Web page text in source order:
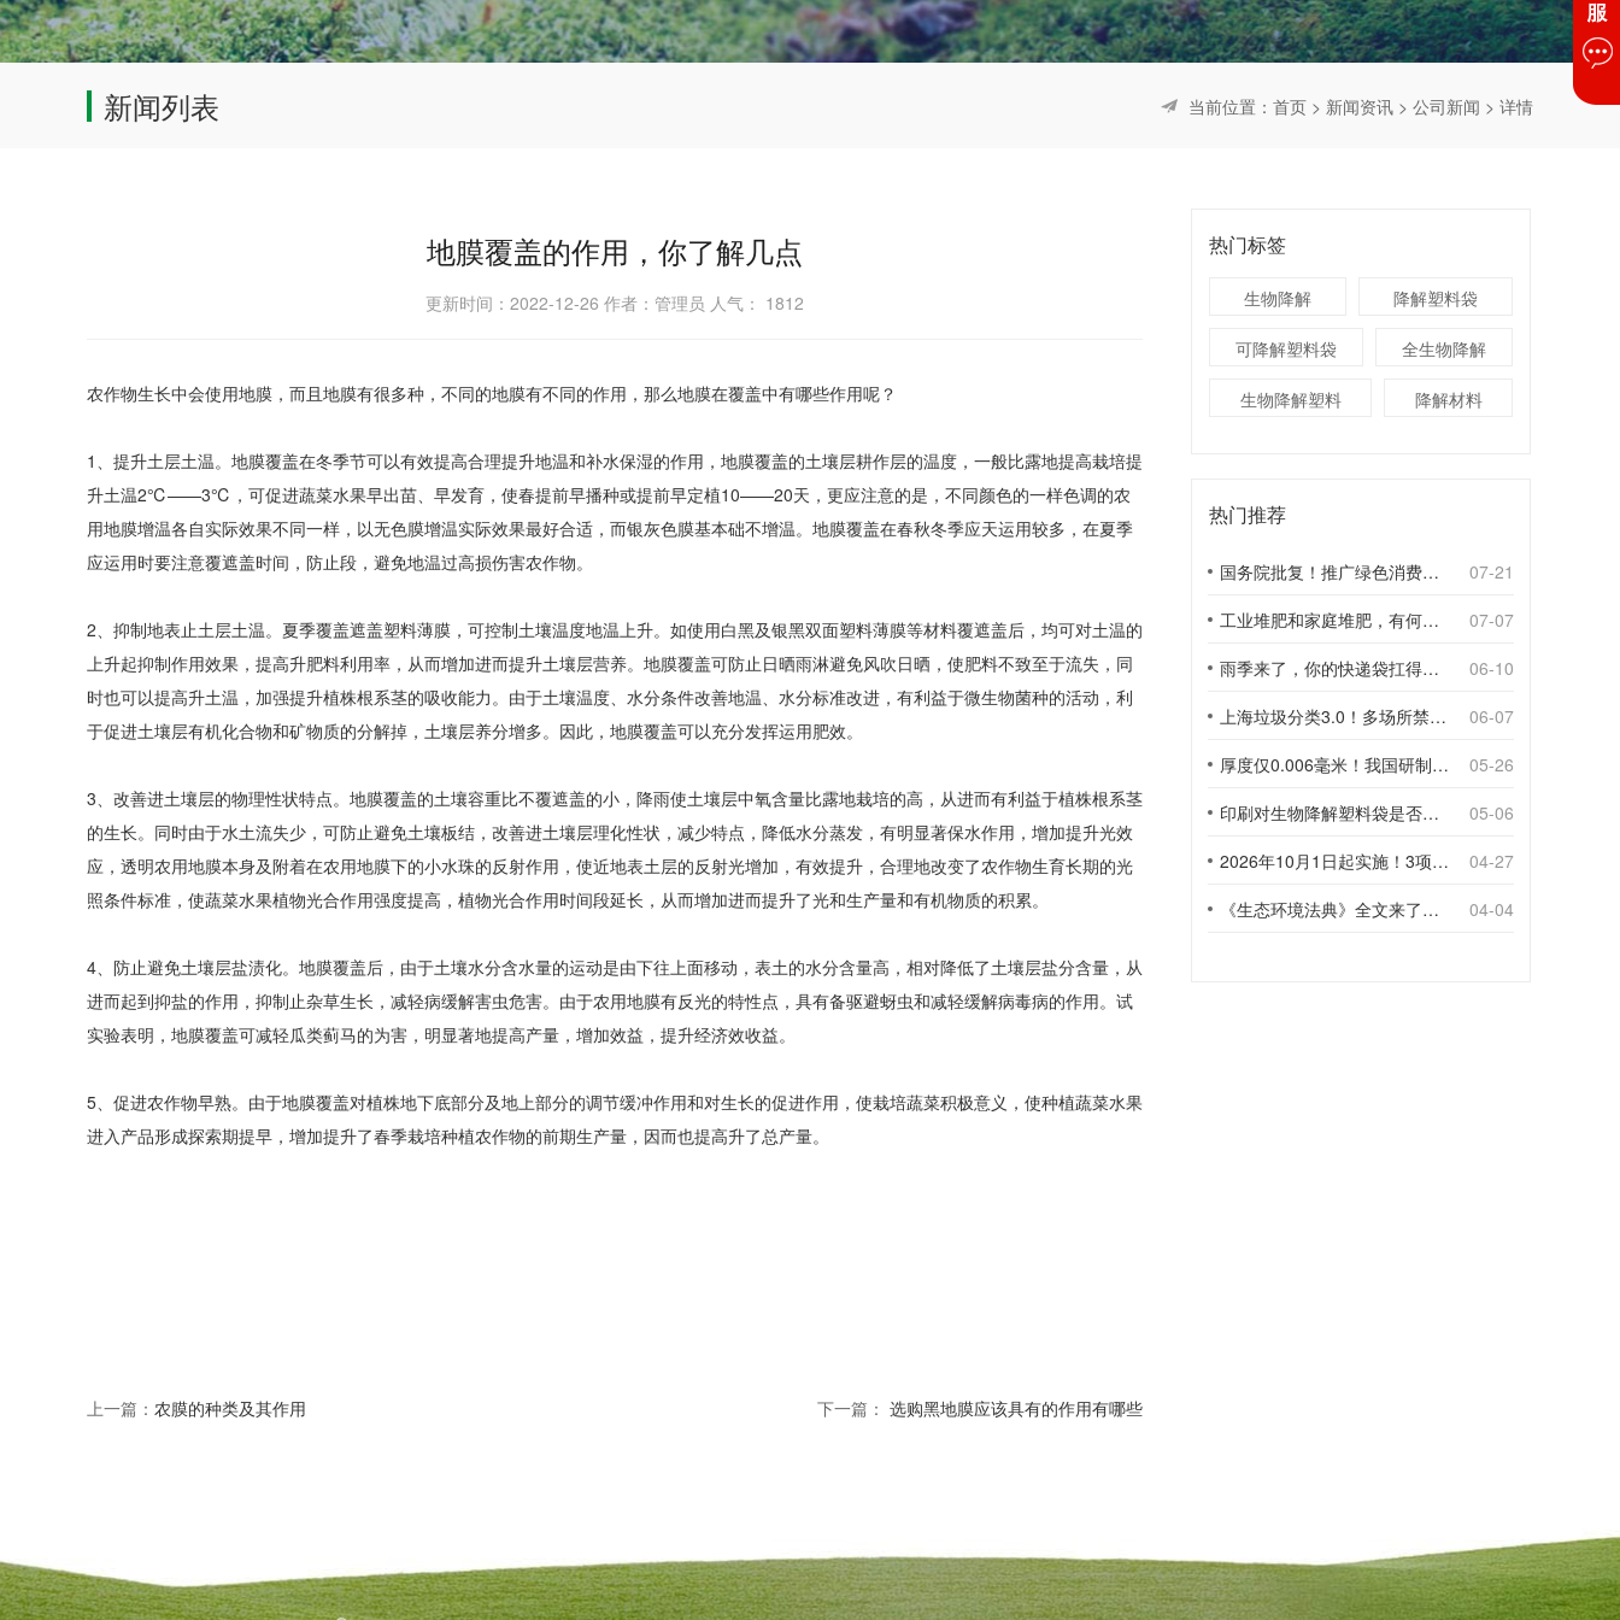
新闻列表 当前位置： 首页 > 新闻资讯 > 公司新闻 > 详情
地膜覆盖的作用，你了解几点
更新时间：2022-12-26 作者：管理员 人气： 1812
农作物生长中会使用地膜，而且地膜有很多种，不同的地膜有不同的作用，那么地膜在覆盖中有哪些作用呢？
1、提升土层土温。地膜覆盖在冬季节可以有效提高合理提升地温和补水保湿的作用，地膜覆盖的土壤层耕作层的温度，一般比露地提高栽培提
升土温2℃——3℃，可促进蔬菜水果早出苗、早发育，使春提前早播种或提前早定植10——20天，更应注意的是，不同颜色的一样色调的农
用地膜增温各自实际效果不同一样，以无色膜增温实际效果最好合适，而银灰色膜基本础不增温。地膜覆盖在春秋冬季应天运用较多，在夏季
应运用时要注意覆遮盖时间，防止段，避免地温过高损伤害农作物。
2、抑制地表止土层土温。夏季覆盖遮盖塑料薄膜，可控制土壤温度地温上升。如使用白黑及银黑双面塑料薄膜等材料覆遮盖后，均可对土温的
上升起抑制作用效果，提高升肥料利用率，从而增加进而提升土壤层营养。地膜覆盖可防止日晒雨淋避免风吹日晒，使肥料不致至于流失，同
时也可以提高升土温，加强提升植株根系茎的吸收能力。由于土壤温度、水分条件改善地温、水分标准改进，有利益于微生物菌种的活动，利
于促进土壤层有机化合物和矿物质的分解掉，土壤层养分增多。因此，地膜覆盖可以充分发挥运用肥效。
3、改善进土壤层的物理性状特点。地膜覆盖的土壤容重比不覆遮盖的小，降雨使土壤层中氧含量比露地栽培的高，从进而有利益于植株根系茎
的生长。同时由于水土流失少，可防止避免土壤板结，改善进土壤层理化性状，减少特点，降低水分蒸发，有明显著保水作用，增加提升光效
应，透明农用地膜本身及附着在农用地膜下的小水珠的反射作用，使近地表土层的反射光增加，有效提升，合理地改变了农作物生育长期的光
照条件标准，使蔬菜水果植物光合作用强度提高，植物光合作用时间段延长，从而增加进而提升了光和生产量和有机物质的积累。
4、防止避免土壤层盐渍化。地膜覆盖后，由于土壤水分含水量的运动是由下往上面移动，表土的水分含量高，相对降低了土壤层盐分含量，从
进而起到抑盐的作用，抑制止杂草生长，减轻病缓解害虫危害。由于农用地膜有反光的特性点，具有备驱避蚜虫和减轻缓解病毒病的作用。试
实验表明，地膜覆盖可减轻瓜类蓟马的为害，明显著地提高产量，增加效益，提升经济效收益。
5、促进农作物早熟。由于地膜覆盖对植株地下底部分及地上部分的调节缓冲作用和对生长的促进作用，使栽培蔬菜积极意义，使种植蔬菜水果
进入产品形成探索期提早，增加提升了春季栽培种植农作物的前期生产量，因而也提高升了总产量。
上一篇： 农膜的种类及其作用 下一篇： 选购黑地膜应该具有的作用有哪些
热门标签
生物降解 降解塑料袋
可降解塑料袋 全生物降解
生物降解塑料 降解材料
热门推荐
国务院批复！推广绿色消费，引导使用环保可降解包装材料
07-21
工业堆肥和家庭堆肥，有何不同？
07-07
雨季来了，你的快递袋扛得住吗？
06-10
上海垃圾分类3.0！多场所禁止使用一次性塑料袋；推动快递包装绿色转型
06-07
厚度仅0.006毫米！我国研制出超薄型全生物降解渗水地膜
05-26
印刷对生物降解塑料袋是否构成影响？
05-06
2026年10月1日起实施！3项生物降解能力检测新国标
04-27
《生态环境法典》全文来了！降解材料、生物基应用与包装环保规范
04-04